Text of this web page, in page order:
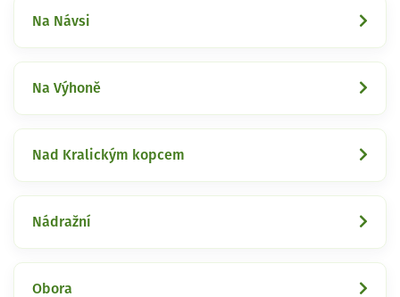
Na Návsi
Na Výhoně
Nad Kralickým kopcem
Nádražní
Obora